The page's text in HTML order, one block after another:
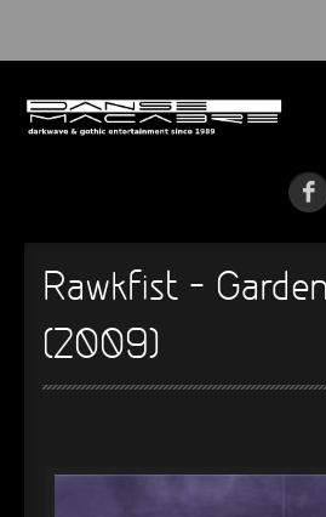
NEWS
►
Rawkfist –
(2009)